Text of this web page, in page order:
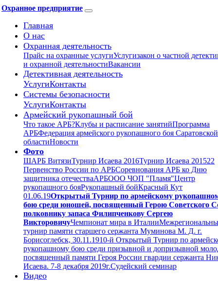
Охранное предприятие
Главная
О нас
Охранная деятельность
Прайс на охранные услугиУслугизакон о частной
и охранной деятельностиВакансии
Детективная деятельность
УслугиКонтакты
Системы безопасности
УслугиКонтакты
Армейский рукопашный бой
Что такое АРБ?Клубы и расписание занятийПрограмма
АРБФедерация армейского рукопашного боя Саратовской
областиНовости
Фото
ШАРБ ВитязиТурнир Исаева 2016Турнир Исаева 201522
Первенство России по АРБСоревнования АРБ ко Дню
защитника отечестваАРБООО ЧОП "Пламя"Центр
рукопашного бояРукопашный бойКрасный Кут
01.06.19Открытый Турнир по армейскому
бою среди юношей, посвященный Герою Советского
полковнику запаса Филипченкову Сергею
ВикторовичуЧемпионат мира в Италии
турнир памяти старшего сержанта Муминова М. Д. г.
Борисоглебск, 30.11.1910-й Открытый Турнир по
рукопашному бою среди призывной и допризывной
посвященный памяти Героя России гвардии сержанта
Исаева. 7-8 декабря 2019г.Судейский семинар
Видео